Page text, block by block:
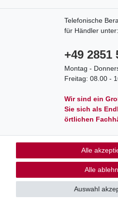
Telefonische
für Händler unter:
+49 2851
Montag -
Freitag: 08.00 -
Wir sind ein
Sie sich als
örtlichen
Kontakt
Alle
Alle
Auswahl